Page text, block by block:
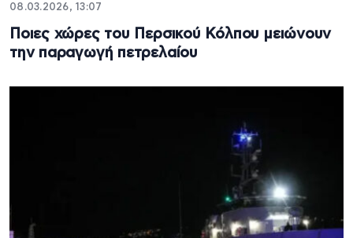
08.03.2026, 13:07
Ποιες χώρες του Περσικού Κόλπου μειώνουν
την παραγωγή πετρελαίου